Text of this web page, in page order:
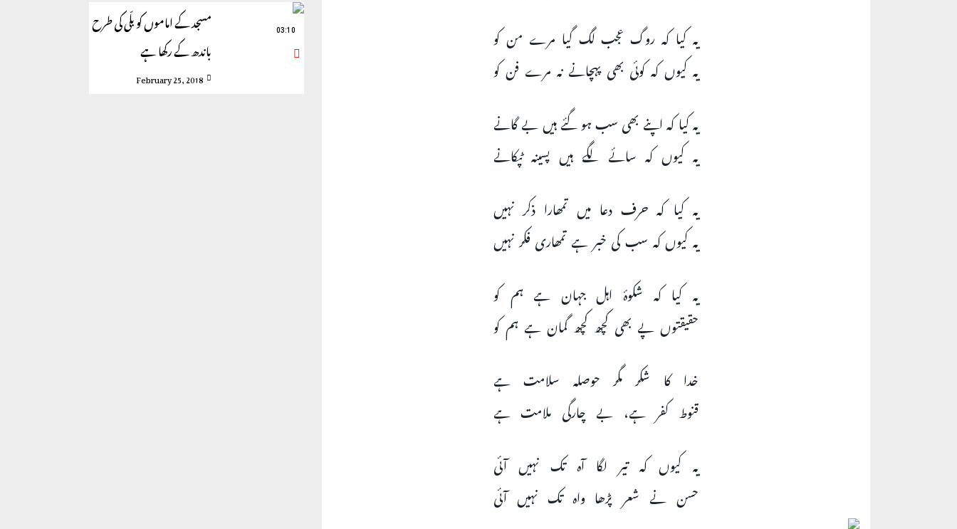
یہ کیا کہ روگ عجب لگ گیا مرے من کو
یہ کیوں کہ کوئی بھی پہچانے نہ مرے فن کو
یہ کیا کہ اپنے بھی سب ہو گئے ہیں بے گانے
یہ کیوں کہ سائے لگے ہیں پسینہ ٹپکانے
یہ کیا کہ حرف دعا میں تمھارا ذکر نہیں
یہ کیوں کہ سب کی خبر ہے تمھاری فکر نہیں
یہ کیا کہ شکوۂ اہل جہان ہے ہم کو
حقیقتوں پے بھی کچھ کچھ گمان ہے ہم کو
خدا کا شکر مگر حوصلہ سلامت ہے
قنوط کفر ہے، بے چارگی ملامت ہے
یہ کیوں کہ تیر لگا آہ تک نہیں آئی
حسن نے شعر پڑھا واہ تک نہیں آئی
مسجد کے اماموں کو بلّی کی طرح
باندھ کے رکھا ہے
February 25, 2018
03:10